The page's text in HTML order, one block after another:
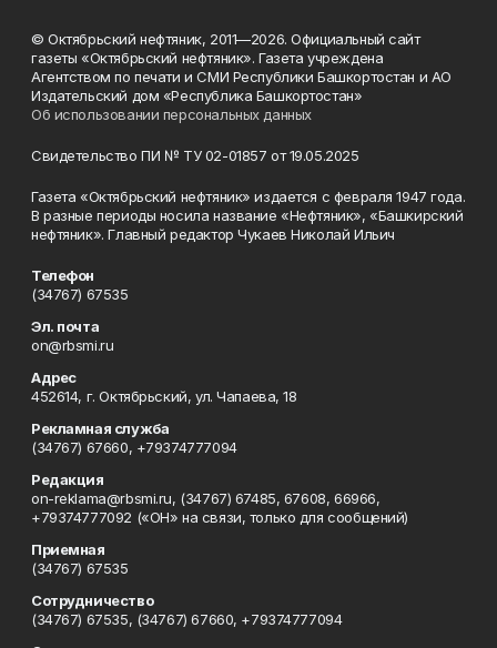
© Октябрьский нефтяник, 2011—2026. Официальный сайт
газеты «Октябрьский нефтяник». Газета учреждена
Агентством по печати и СМИ Республики Башкортостан и АО
Издательский дом «Республика Башкортостан»
Об использовании персональных данных
Свидетельство ПИ № ТУ 02-01857 от 19.05.2025
Газета «Октябрьский нефтяник» издается с февраля 1947 года.
В разные периоды носила название «Нефтяник», «Башкирский
нефтяник». Главный редактор Чукаев Николай Ильич
Телефон
(34767) 67535
Эл. почта
on@rbsmi.ru
Адрес
452614, г. Октябрьский, ул. Чапаева, 18
Рекламная служба
(34767) 67660, +79374777094
Редакция
on-reklama@rbsmi.ru, (34767) 67485, 67608, 66966,
+79374777092 («ОН» на связи, только для сообщений)
Приемная
(34767) 67535
Сотрудничество
(34767) 67535, (34767) 67660, +79374777094